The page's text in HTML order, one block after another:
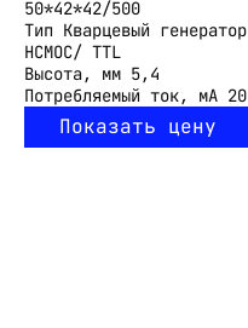
50*42*42/500
Тип Кварцевый генератор
HCMOC/ TTL
Высота, мм 5,4
Потребляемый ток, мА 20
Показать цену